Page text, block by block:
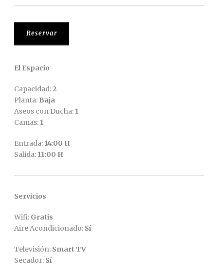
Reservar
El Espacio
Capacidad:2
Planta: Baja
Aseos con Ducha: 1
Camas: 1
Entrada: 14:00 H
Salida: 11:00 H
Servicios
Wifi: Gratis
Aire Acondicionado: Sí
Televisión: Smart TV
Secador: Sí